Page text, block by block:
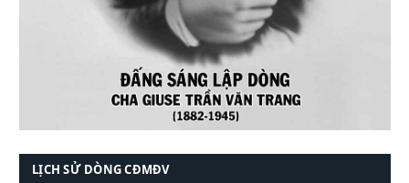
LỊCH SỬ DÒNG CĐMĐV